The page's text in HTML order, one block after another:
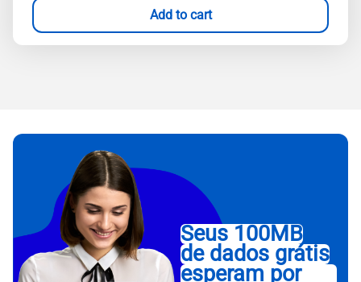
Add to cart
Seus 100MB
de dados grátis
esperam por